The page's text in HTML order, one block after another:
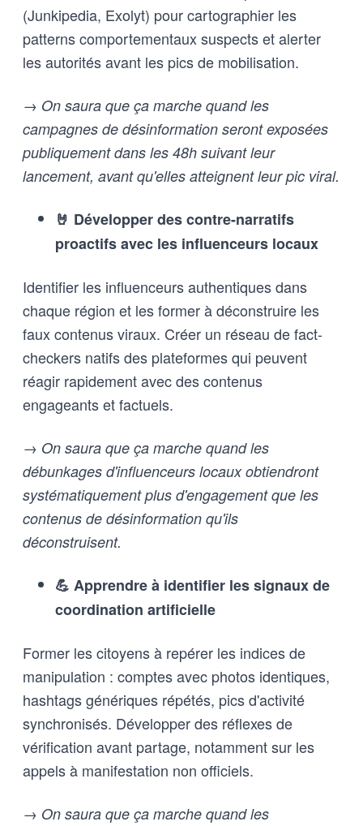
(Junkipedia, Exolyt) pour cartographier les
patterns comportementaux suspects et alerter
les autorités avant les pics de mobilisation.
→ On saura que ça marche quand les
campagnes de désinformation seront exposées
publiquement dans les 48h suivant leur
lancement, avant qu'elles atteignent leur pic viral.
🤘 Développer des contre-narratifs
proactifs avec les influenceurs locaux
Identifier les influenceurs authentiques dans
chaque région et les former à déconstruire les
faux contenus viraux. Créer un réseau de fact-
checkers natifs des plateformes qui peuvent
réagir rapidement avec des contenus
engageants et factuels.
→ On saura que ça marche quand les
débunkages d'influenceurs locaux obtiendront
systématiquement plus d'engagement que les
contenus de désinformation qu'ils
déconstruisent.
💪 Apprendre à identifier les signaux de
coordination artificielle
Former les citoyens à repérer les indices de
manipulation : comptes avec photos identiques,
hashtags génériques répétés, pics d'activité
synchronisés. Développer des réflexes de
vérification avant partage, notamment sur les
appels à manifestation non officiels.
→ On saura que ça marche quand les